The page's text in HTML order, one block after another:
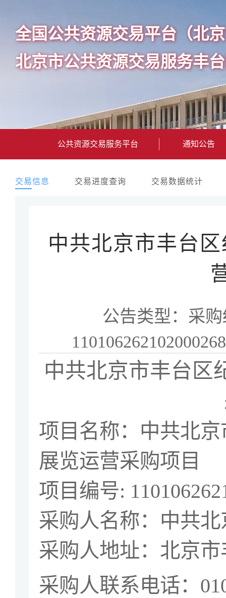
全国公共资源交易平台（北
北京市公共资源交易服务丰
公共资源交易服务平台 通知公告
交易信息 交易进度查询 交易数据统计
中共北京市丰台
公告类型： 采
中共北京市丰台区
项目名称： 中共北
展览运营采购项目
项目编号:
采购人名称：中共
采购人地址：北京
采购人联系电话：